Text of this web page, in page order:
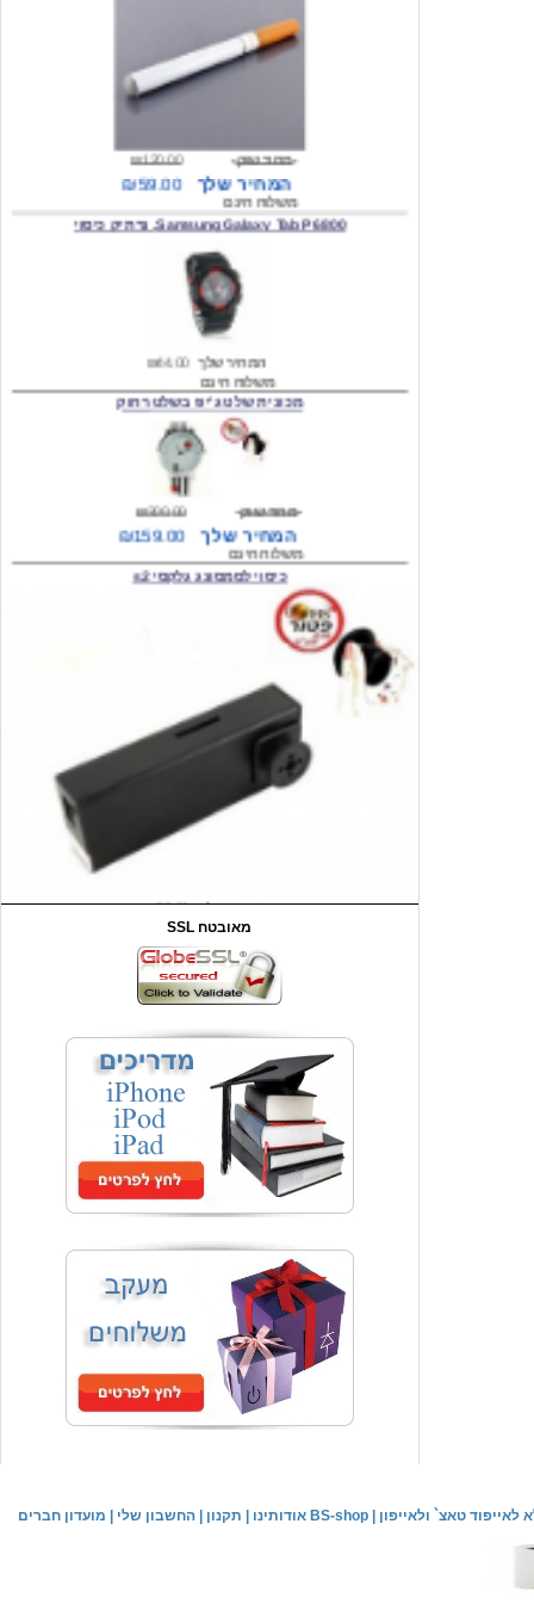
₪120.00
משלוח חינם
Samsung Galaxy Tab P6800, נרתיק כיסוי
המחיר שלך
משלוח חינם
₪300.00 מחיר שוק
₪159.00
כיסוי לסמסונג גלקסי s2
₪59.00
₪90.00 מחיר שוק
כיסוי אחורי לאייפון 4/4S
₪59.00
המחיר שלך
משלוח חינם
שעון יד אופנתי
₪59.00
המחיר שלך
משלוח חינם
שעון יד לילדים \ הלו קיטי - לבן
₪44.00 המחיר שלך
SSL מאובטח
מועדון חברים החשבון שלי תקנון אודותינו BS-shop טאצ` ולאייפון